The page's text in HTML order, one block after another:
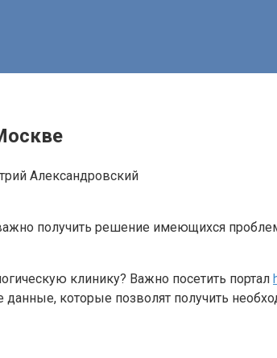
Александровский
получить решение имеющихся
клинику? Важно посетить портал
которые позволят получить